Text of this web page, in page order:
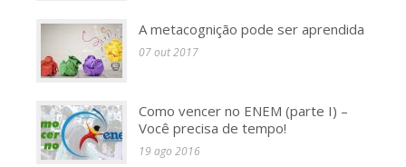
A metacognição pode ser aprendida
07 out 2017
Como vencer no ENEM (parte I) –
Você precisa de tempo!
19 ago 2016